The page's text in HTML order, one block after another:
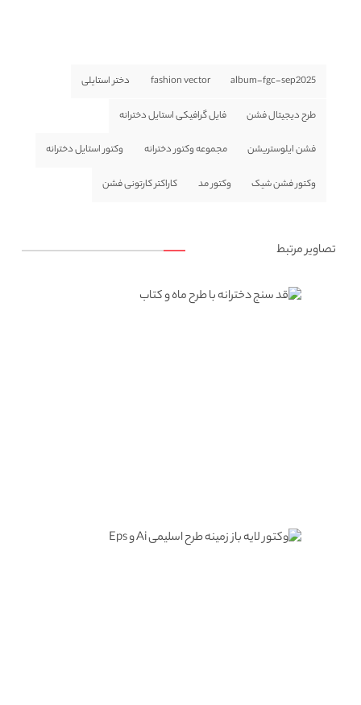
album-fgc-sep2025
fashion vector دختر استایلی
طرح دیجیتال فشن فایل گرافیکی استایل دخترانه
فشن ایلوستریشن مجموعه وکتور دخترانه وکتور استایل دخترانه
وکتور فشن شیک وکتور مد کاراکتر کارتونی فشن
تصاویر مرتبط